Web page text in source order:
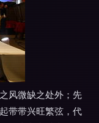
风微缺之处外；先
带带兴旺繁弦，代